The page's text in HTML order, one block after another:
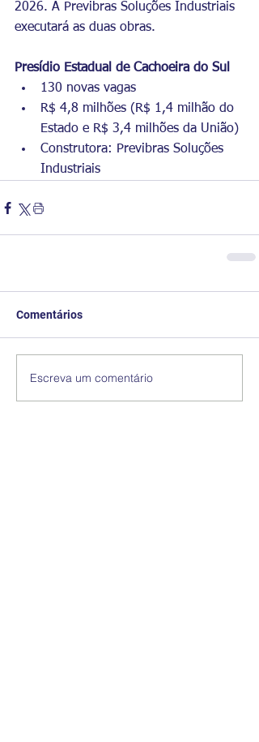
2026. A Previbras Soluções Industriais
executará as duas obras.
Presídio Estadual de Cachoeira do Sul
130 novas vagas
R$ 4,8 milhões (R$ 1,4 milhão do
Estado e R$ 3,4 milhões da União)
Construtora: Previbras Soluções
Industriais
Comentários
Escreva um comentário